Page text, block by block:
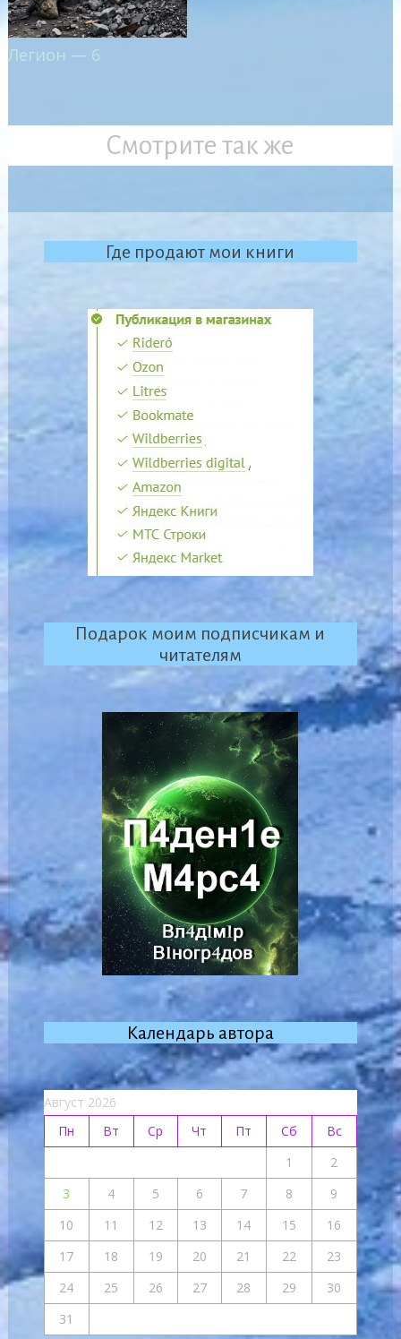
Легион — 6
Смотрите так же
Где продают мои книги
Подарок моим подписчикам и
читателям
Календарь автора
Август 2026
Пн
Вт Ср Чт Пт Сб
Вс
1
2
3
4 5 6 7 8
9
10
11 12 13 14 15
16
17
18 19 20 21 22
23
24
25 26 27 28 29
30
31